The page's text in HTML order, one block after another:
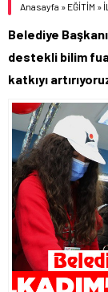
DOLAR
55,2097
Anasayfa » EĞİTİM »
Belediye
destekli bilim
katkıyı